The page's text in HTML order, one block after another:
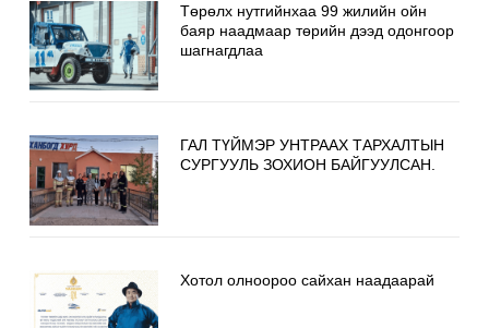
Төрөлх нутгийнхаа 99 жилийн ойн
баяр наадмаар төрийн дээд одонгоор
шагнагдлаа
ГАЛ ТҮЙМЭР УНТРААХ ТАРХАЛТЫН
СУРГУУЛЬ ЗОХИОН БАЙГУУЛСАН.
Хотол олноороо сайхан наадаарай